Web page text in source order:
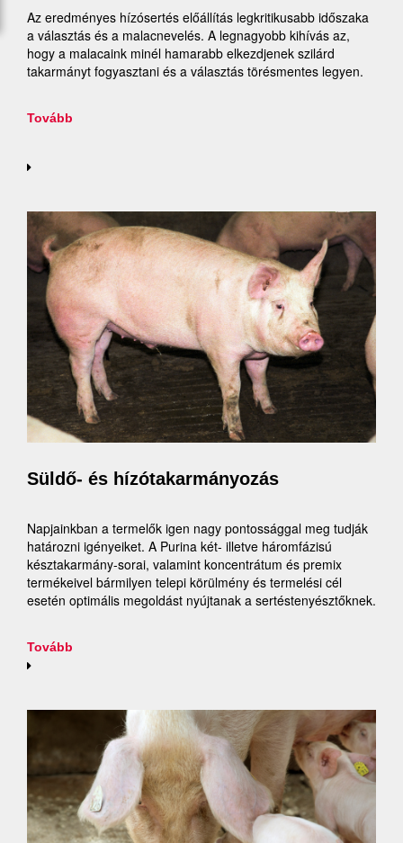
Az eredményes hízósertés előállítás legkritikusabb időszaka
a választás és a malacnevelés. A legnagyobb kihívás az,
hogy a malacaink minél hamarabb elkezdjenek szilárd
takarmányt fogyasztani és a választás törésmentes legyen.
Tovább
Süldő- és hízótakarmányozás
Napjainkban a termelők igen nagy pontossággal meg tudják
határozni igényeiket. A Purina két- illetve háromfázisú
késztakarmány-sorai, valamint koncentrátum és premix
termékeivel bármilyen telepi körülmény és termelési cél
esetén optimális megoldást nyújtanak a sertéstenyésztőknek.
Tovább